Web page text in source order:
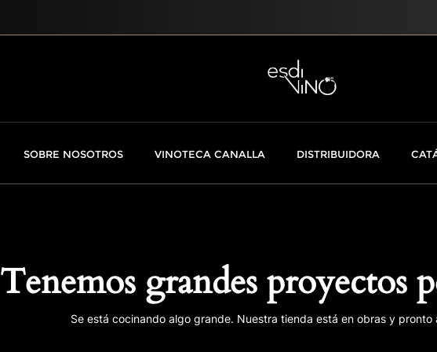
SOBRE NOSOTROS VINOTECA CANALLA DISTRIBUIDORA
Tenemos grandes proyectos
Se está cocinando algo grande. Nuestra tienda está en obras y pronto